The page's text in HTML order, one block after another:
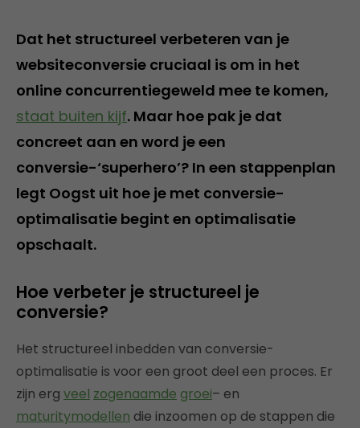
Dat het structureel verbeteren van je
websiteconversie cruciaal is om in het
online concurrentiegeweld mee te komen,
staat buiten kijf. Maar hoe pak je dat
concreet aan en word je een
conversie-‘superhero’? In een stappenplan
legt Oogst uit hoe je met conversie-
optimalisatie begint en optimalisatie
opschaalt.
Hoe verbeter je structureel je
conversie?
Het structureel inbedden van conversie-
optimalisatie is voor een groot deel een proces. Er
zijn erg veel zogenaamde groei– en
maturitymodellen die inzoomen op de stappen die